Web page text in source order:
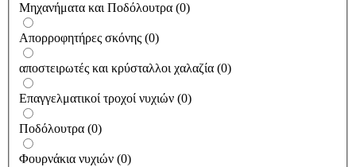
Μηχανήματα και Ποδόλουτρα (0)
Απορροφητήρες σκόνης (0)
αποστειρωτές και κρύσταλλοι χαλαζία (0)
Επαγγελματικοί τροχοί νυχιών (0)
Ποδόλουτρα (0)
Φουρνάκια νυχιών (0)